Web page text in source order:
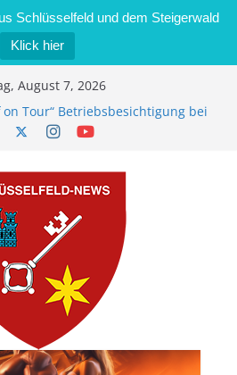
Schlüsselfeld und dem Steigerwald
Klick hier
August 7, 2026
Tour“ Betriebsbesichtigung bei
Zimmermann GmbH
in Bernroth schnell unter
bietet Online-Anmeldung für
an
im Wert von 600 Euro